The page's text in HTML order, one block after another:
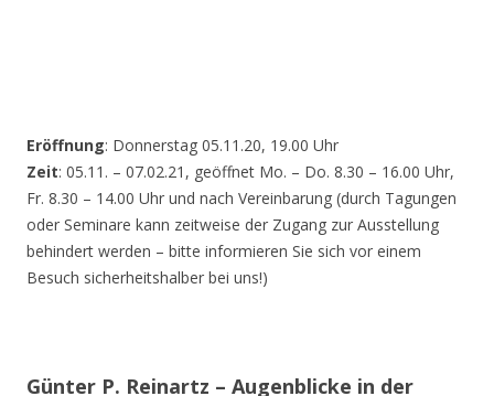
Eröffnung: Donnerstag 05.11.20, 19.00 Uhr
Zeit: 05.11. – 07.02.21, geöffnet Mo. – Do. 8.30 – 16.00 Uhr,
Fr. 8.30 – 14.00 Uhr und nach Vereinbarung (durch Tagungen
oder Seminare kann zeitweise der Zugang zur Ausstellung
behindert werden – bitte informieren Sie sich vor einem
Besuch sicherheitshalber bei uns!)
Günter P. Reinartz – Augenblicke in der